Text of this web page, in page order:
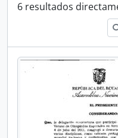
6 resultados